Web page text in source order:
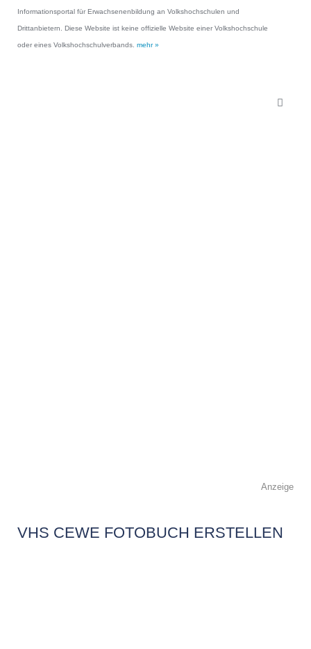
Informationsportal für Erwachsenenbildung an Volkshochschulen und
Drittanbietern. Diese Website ist keine offizielle Website einer Volkshochschule
oder eines Volkshochschulverbands. mehr »
Anzeige
VHS CEWE FOTOBUCH ERSTELLEN